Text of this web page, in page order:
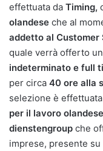
effettuata da Timing,
olandese che al
addetto al
quale verrà offerto un
indeterminato e full
per circa 40 ore alla
selezione è
per il lavoro olandese
dienstengroup che
imprese, presente